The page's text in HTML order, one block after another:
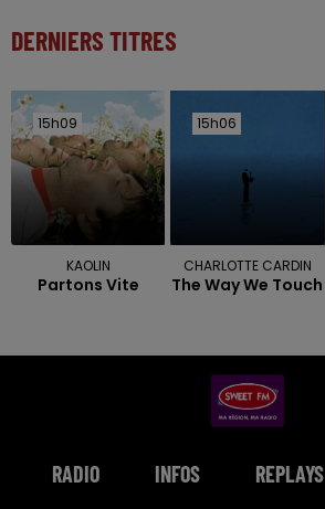
DERNIERS TITRES
15h09
15h09
KAOLIN
Partons Vite
15h06
15h06
CHARLOTTE CARDIN
The Way We Touch
RADIO INFOS REPLAYS